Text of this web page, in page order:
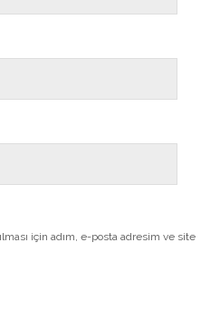
için adım, e-posta adresim ve site